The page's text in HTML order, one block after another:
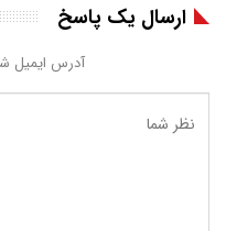
ارسال یک پاسخ
آدرس ایمیل